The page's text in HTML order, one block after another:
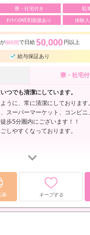
寮・社宅付き
駐
ｵﾝﾗｲﾝ(WEB)面接あり 体験入
8時間で日給 50,000 円以上
給与保証あり
寮・社宅
つでも清潔にしています。
うに、常に清潔にしております
スーパーマーケット、コンビニ
歩5分圏内にございます！！
しやすくなっております。
く２部屋ございますので、
だけます。
、ティッシュ等、消耗品も完
募 キープする